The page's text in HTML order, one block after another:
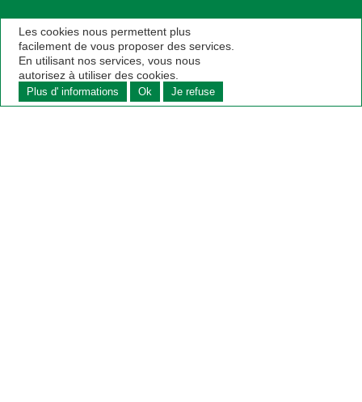
Les cookies nous permettent plus
facilement de vous proposer des services.
En utilisant nos services, vous nous
autorisez à utiliser des cookies.
Plus d' informations Ok Je refuse